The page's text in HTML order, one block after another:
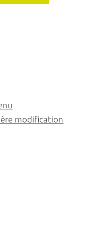
modification